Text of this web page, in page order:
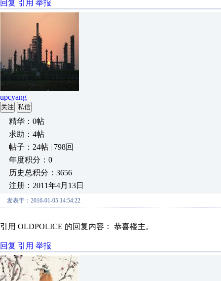
回复 引用 举报
upcyang
关注 私信
精华：0帖
求助：4帖
帖子：24帖 | 798回
年度积分：0
历史总积分：3656
注册：2011年4月13日
发表于：2016-01-05 14:54:22
引用 OLDPOLICE 的回复内容： 恭喜楼主。
回复 引用 举报